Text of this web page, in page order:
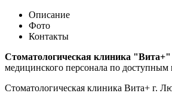
Описание
Фото
Контакты
Стоматологическая клиника "Вита+"
медицинского персонала по доступным
Стоматологическая клиника Вита+ г.